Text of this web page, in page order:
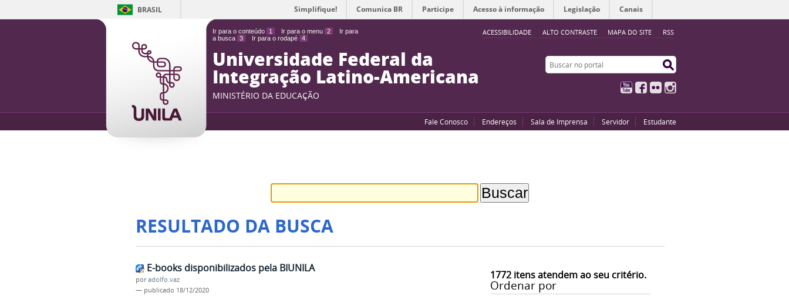
Ir para o conteúdo 1 Ir para o menu 2
Ir para
a busca 3 Ir para o rodapé 4
ACESSIBILIDADE ALTO CONTRASTE MAPA DO SITE RSS
BRASIL Simplifique! Comunica BR Participe Acesso à informação Legislação Canais
Universidade Federal da
Integração Latino-Americana
MINISTÉRIO DA EDUCAÇÃO
Buscar no portal
YouTubeFacebook
Flickr
Fale Conosco Endereços Sala de Imprensa Servidor Estudante
RESULTADO DA BUSCA
1772itens atendem ao seu critério.
Ordenar por
E-books disponibilizados pela BIUNILA
poradolfo.vaz
— publicado 18/12/2020